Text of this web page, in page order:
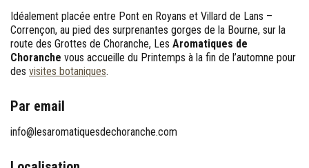
Idéalement placée entre Pont en Royans et Villard de Lans –
Corrençon, au pied des surprenantes gorges de la Bourne, sur la
route des Grottes de Choranche, Les Aromatiques de
Choranche vous accueille du Printemps à la fin de l’automne pour
des visites botaniques.
Par email
info@lesaromatiquesdechoranche.com